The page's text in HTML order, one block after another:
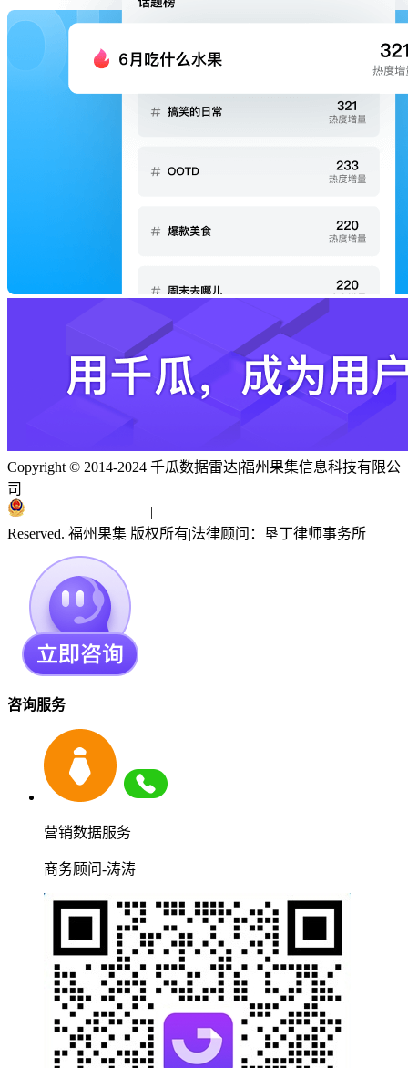
Copyright © 2014-2024 千瓜数据雷达|福州果集信息科技有限公
司
|
Reserved. 福州果集 版权所有|法律顾问：垦丁律师事务所
咨询服务
营销数据服务
商务顾问-涛涛